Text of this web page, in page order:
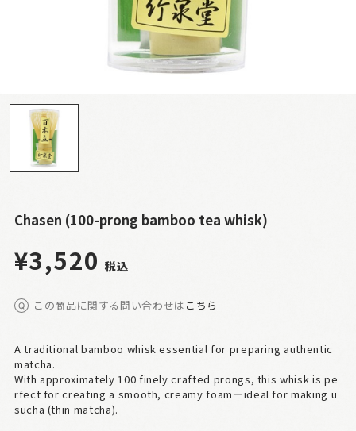
Chasen (100-prong bamboo tea whisk)
¥3,520 税込
この商品に関する問い合わせは こちら
A traditional bamboo whisk essential for preparing authentic
matcha.
With approximately 100 finely crafted prongs, this whisk is pe
rfect for creating a smooth, creamy foam—ideal for making u
sucha (thin matcha).